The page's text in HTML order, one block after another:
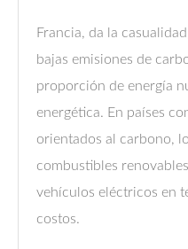
Francia, da la
bajas emisiones de
proporción de energía
energética. En países
orientados al carbono,
combustibles
vehículos eléctricos en
costos.